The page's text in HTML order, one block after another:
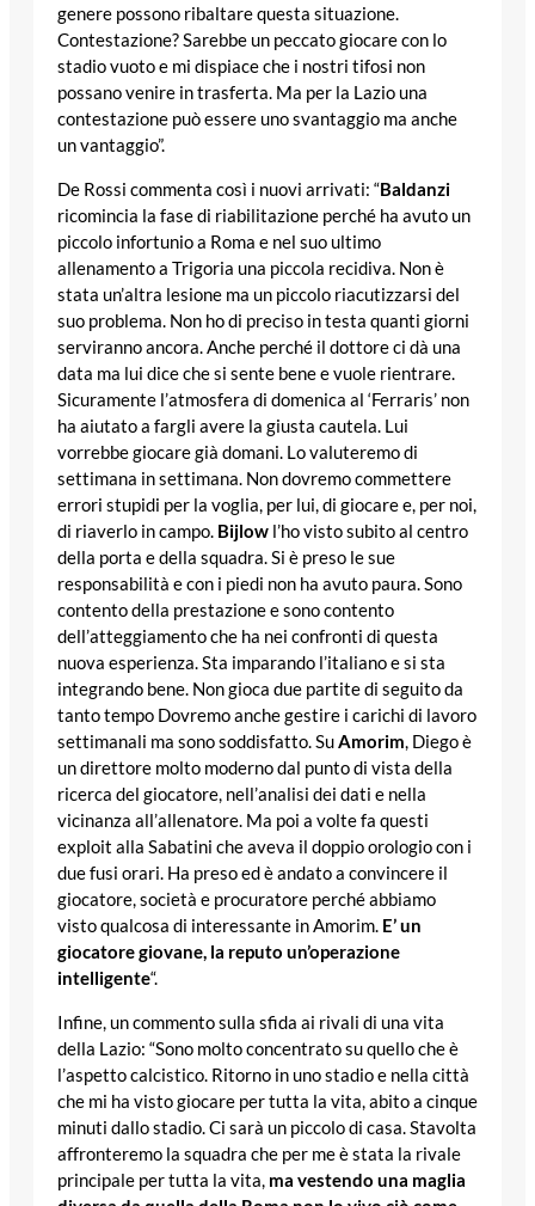
genere possono ribaltare questa situazione.
Contestazione? Sarebbe un peccato giocare con lo
stadio vuoto e mi dispiace che i nostri tifosi non
possano venire in trasferta. Ma per la Lazio una
contestazione può essere uno svantaggio ma anche
un vantaggio”.
De Rossi commenta così i nuovi arrivati: “Baldanzi
ricomincia la fase di riabilitazione perché ha avuto un
piccolo infortunio a Roma e nel suo ultimo
allenamento a Trigoria una piccola recidiva. Non è
stata un’altra lesione ma un piccolo riacutizzarsi del
suo problema. Non ho di preciso in testa quanti giorni
serviranno ancora. Anche perché il dottore ci dà una
data ma lui dice che si sente bene e vuole rientrare.
Sicuramente l’atmosfera di domenica al ‘Ferraris’ non
ha aiutato a fargli avere la giusta cautela. Lui
vorrebbe giocare già domani. Lo valuteremo di
settimana in settimana. Non dovremo commettere
errori stupidi per la voglia, per lui, di giocare e, per noi,
di riaverlo in campo. Bijlow l’ho visto subito al centro
della porta e della squadra. Si è preso le sue
responsabilità e con i piedi non ha avuto paura. Sono
contento della prestazione e sono contento
dell’atteggiamento che ha nei confronti di questa
nuova esperienza. Sta imparando l’italiano e si sta
integrando bene. Non gioca due partite di seguito da
tanto tempo Dovremo anche gestire i carichi di lavoro
settimanali ma sono soddisfatto. SuAmorim, Diego è
un direttore molto moderno dal punto di vista della
ricerca del giocatore, nell’analisi dei dati e nella
vicinanza all’allenatore. Ma poi a volte fa questi
exploit alla Sabatini che aveva il doppio orologio con i
due fusi orari. Ha preso ed è andato a convincere il
giocatore, società e procuratore perché abbiamo
visto qualcosa di interessante in Amorim. E’ un
giocatore giovane, la reputo un’operazione
intelligente“.
Infine, un commento sulla sfida ai rivali di una vita
della Lazio: “Sono molto concentrato su quello che è
l’aspetto calcistico. Ritorno in uno stadio e nella città
che mi ha visto giocare per tutta la vita, abito a cinque
minuti dallo stadio. Ci sarà un piccolo di casa. Stavolta
affronteremo la squadra che per me è stata la rivale
principale per tutta la vita, ma vestendo una maglia